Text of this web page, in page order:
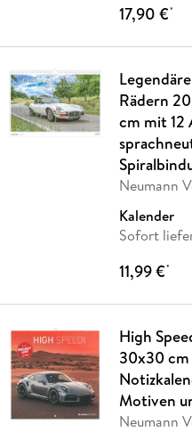
17,90 €*
Rädern
cm mit
Neumann
Kalender
Sofort
11,99 €*
High
30x30
Motiven
Neumann